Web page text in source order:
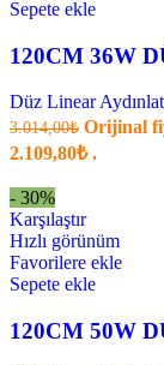
Sepete ekle
120CM 36W
Düz Linear
3.014,00₺ Orijinal
2.109,80₺ .
- 30%
Karşılaştır
Hızlı görünüm
Favorilere ekle
Sepete ekle
120CM 50W